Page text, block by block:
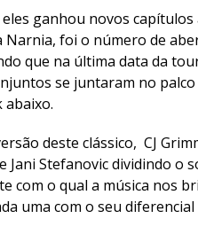
ganhou novos
Narnia, foi o número de
que na última data da
se juntaram no
deste clássico, CJ
Jani Stefanovic dividindo o
com o qual a música nos
uma com o seu